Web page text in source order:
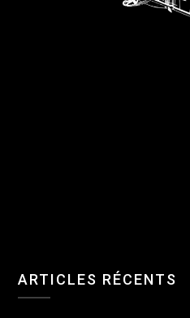
ARTICLES RÉCENTS